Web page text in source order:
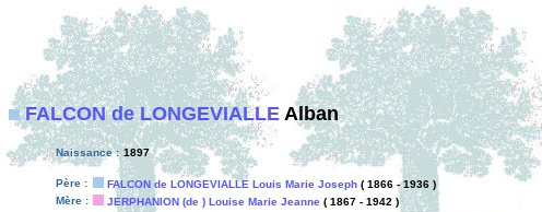
FALCON de LONGEVIALLE Alban
Naissance : 1897
Père : FALCON de LONGEVIALLE Louis Marie Joseph ( 1866 - 1936 )
Mère :
JERPHANION (de ) Louise Marie Jeanne ( 1867 - 1942 )